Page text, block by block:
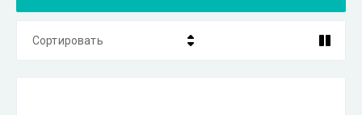
Сортировать